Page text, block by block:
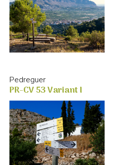
Pedreguer
PR-CV 53 Variant I